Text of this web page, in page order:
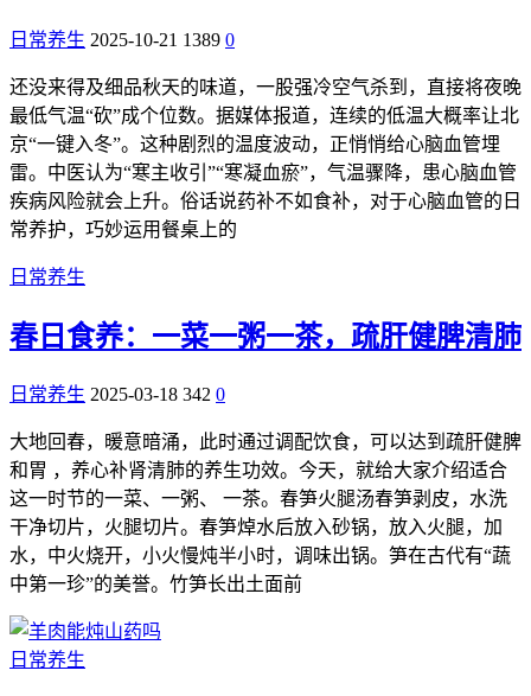
日常养生 2025-10-21 1389 0
还没来得及细品秋天的味道，一股强冷空气杀到，直接将夜晚
最低气温“砍”成个位数。据媒体报道，连续的低温大概率让北
京“一键入冬”。这种剧烈的温度波动，正悄悄给心脑血管埋
雷。中医认为“寒主收引”“寒凝血瘀”，气温骤降，患心脑血管
疾病风险就会上升。俗话说药补不如食补，对于心脑血管的日
常养护，巧妙运用餐桌上的
日常养生
春日食养：一菜一粥一茶，疏肝健脾清肺
日常养生 2025-03-18 342 0
大地回春，暖意暗涌，此时通过调配饮食，可以达到疏肝健脾
和胃 ，养心补肾清肺的养生功效。今天，就给大家介绍适合
这一时节的一菜、一粥、 一茶。春笋火腿汤春笋剥皮，水洗
干净切片，火腿切片。春笋焯水后放入砂锅，放入火腿，加
水，中火烧开，小火慢炖半小时，调味出锅。笋在古代有“蔬
中第一珍”的美誉。竹笋长出土面前
日常养生